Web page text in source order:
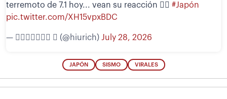
terremoto de 7.1 hoy... vean su reacción 🧘‍♀️ #Japón
pic.twitter.com/XH15vpxBDC
— 𝖧𝗂𝗎𝗋𝗂𝖼𝗁  (@hiurich) July 28, 2026
JAPÓN SISMO VIRALES